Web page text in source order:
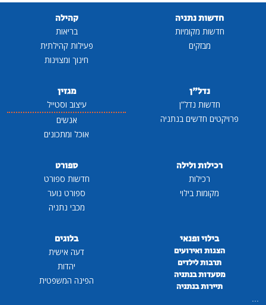
חדשות נתניה
חדשות מקומיות
מבזקים
קהילה
בריאות
פעילות קהילתית
חינוך ומצוינות
נדל"ן
חדשות נדל"ן
פרויקטים חדשים בנתניה
מגזין
עיצוב וסטייל
אנשים
אוכל ומתכונים
רכילות ולילה
רכילות
מקומות בילוי
ספורט
חדשות ספורט
ספורט נוער
מכבי נתניה
בילוי ופנאי
הצגות ואירועים
תרבות לילדים
מסעדות בנתניה
תיירות בנתניה
...
בלוגים
דעה אישית
יהדות
הפינה המשפטית